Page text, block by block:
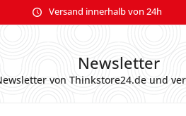
Versand innerhalb von 24h
Newsletter
von Thinkstore24.de und